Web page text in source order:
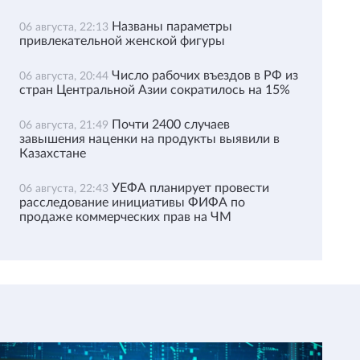
06 августа, 22:13 Названы параметры
привлекательной женской фигуры
06 августа, 20:44 Число рабочих въездов в РФ из
стран Центральной Азии сократилось на 15%
06 августа, 21:49 Почти 2400 случаев
завышения наценки на продукты выявили в
Казахстане
06 августа, 22:43 УЕФА планирует провести
расследование инициативы ФИФА по
продаже коммерческих прав на ЧМ